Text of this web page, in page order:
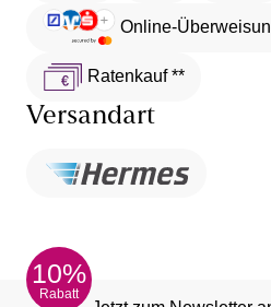
Online-
Ratenkauf **
Versandart
10%
Rabatt